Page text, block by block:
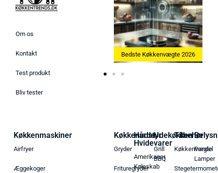
Om os
Kontakt
Test produkt
Bliv tester
Bedste Ismaskine 2026 Bedste Køkkenvægte 2026
Køkkenmaskiner
Airfryer
Æggekoger
Køkkenudstyr
Gryder
Frituregryder
Hårde
Hvidevarer
Amerikaner
Køleskab
Udekøkken
Grill
BBQ
Tilbehør
Køkkenvægte
Pendel
Lamper